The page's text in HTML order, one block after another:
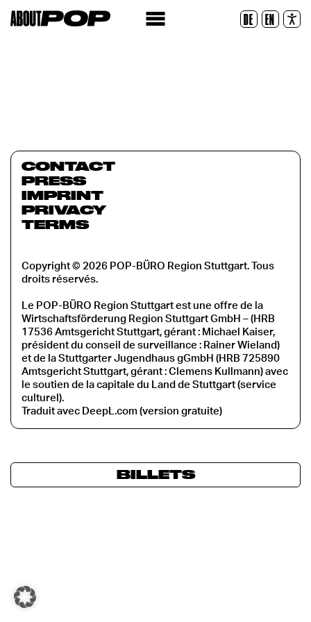
DE EN
Réinitialiser
CONTACT
PRESS
IMPRINT
PRIVACY
TERMS
Copyright © 2026 POP-BÜRO Region Stuttgart. Tous
droits réservés.
Le POP-BÜRO Region Stuttgart est une offre de la
Wirtschaftsförderung Region Stuttgart GmbH – (HRB
17536 Amtsgericht Stuttgart, gérant : Michael Kaiser,
président du conseil de surveillance : Rainer Wieland)
et de la Stuttgarter Jugendhaus gGmbH (HRB 725890
Amtsgericht Stuttgart, gérant : Clemens Kullmann) avec
le soutien de la capitale du Land de Stuttgart (service
culturel).
Traduit avec DeepL.com (version gratuite)
BILLETS